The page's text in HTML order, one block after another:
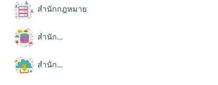
สำนักกฎหมาย
สำนัก...
สำนัก...